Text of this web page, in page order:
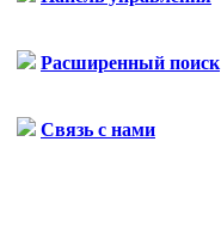
Расширенный поиск
Связь с нами